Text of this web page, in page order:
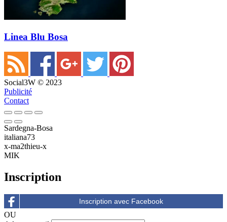
Linea Blu Bosa
Social3W © 2023
Publicité
Contact
Sardegna-Bosa
italiana73
x-ma2thieu-x
MIK
Inscription
OU